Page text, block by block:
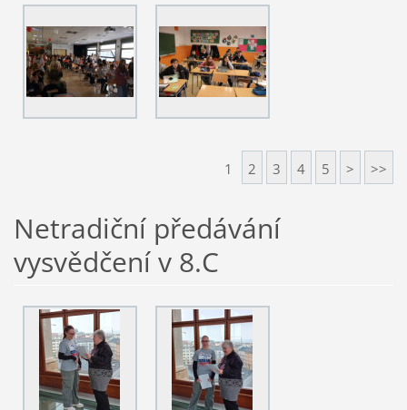
1 2 3 4 5 > >>
Netradiční předávání
vysvědčení v 8.C